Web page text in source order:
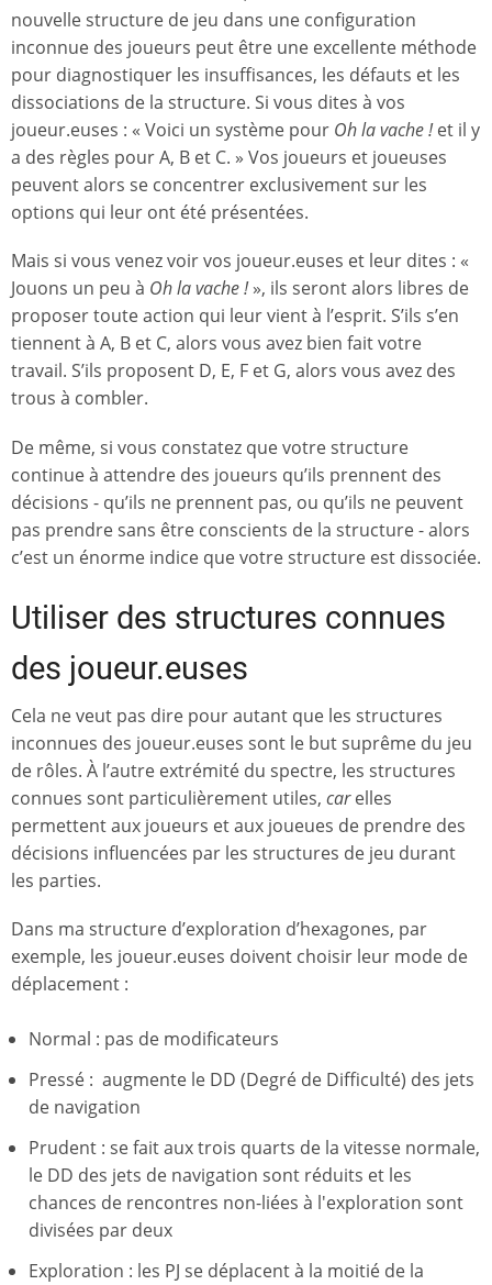
nouvelle structure de jeu dans une configuration
inconnue des joueurs peut être une excellente méthode
pour diagnostiquer les insuffisances, les défauts et les
dissociations de la structure. Si vous dites à vos
joueur.euses : « Voici un système pour Oh la vache !et il y
a des règles pour A, B et C. » Vos joueurs et joueuses
peuvent alors se concentrer exclusivement sur les
options qui leur ont été présentées.
Mais si vous venez voir vos joueur.euses et leur dites : «
Jouons un peu à Oh la vache !», ils seront alors libres de
proposer toute action qui leur vient à l’esprit. S’ils s’en
tiennent à A, B et C, alors vous avez bien fait votre
travail. S’ils proposent D, E, F et G, alors vous avez des
trous à combler.
De même, si vous constatez que votre structure
continue à attendre des joueurs qu’ils prennent des
décisions - qu’ils ne prennent pas, ou qu’ils ne peuvent
pas prendre sans être conscients de la structure - alors
c’est un énorme indice que votre structure est dissociée.
Utiliser des structures connues
des joueur.euses
Cela ne veut pas dire pour autant que les structures
inconnues des joueur.euses sont le but suprême du jeu
de rôles. À l’autre extrémité du spectre, les structures
connues sont particulièrement utiles, carelles
permettent aux joueurs et aux joueues de prendre des
décisions influencées par les structures de jeu durant
les parties.
Dans ma structure d’exploration d’hexagones, par
exemple, les joueur.euses doivent choisir leur mode de
déplacement :
Normal : pas de modificateurs
Pressé : augmente le DD (Degré de Difficulté) des jets
de navigation
Prudent : se fait aux trois quarts de la vitesse normale,
le DD des jets de navigation sont réduits et les
chances de rencontres non-liées à l'exploration sont
divisées par deux
Exploration : les PJ se déplacent à la moitié de la